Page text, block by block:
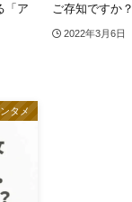
「ア
ご存知ですか
2022年3月6日
タメ